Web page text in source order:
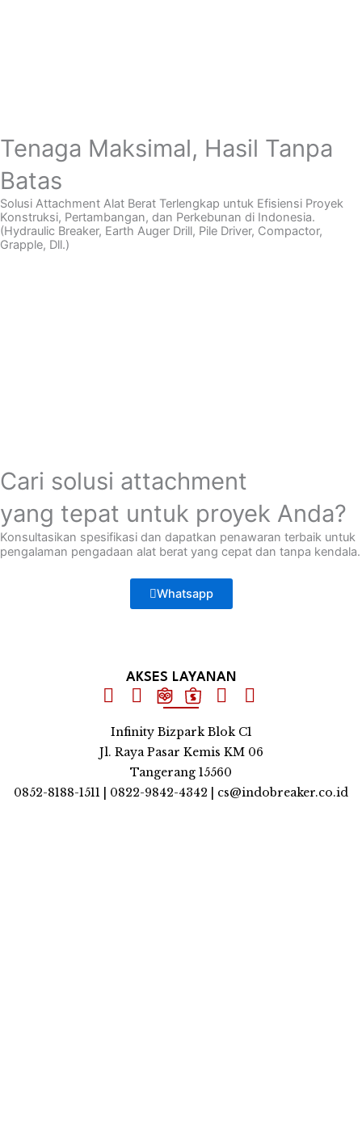
Tenaga Maksimal, Hasil Tanpa
Batas
Solusi Attachment Alat Berat Terlengkap untuk Efisiensi Proyek
Konstruksi, Pertambangan, dan Perkebunan di Indonesia.
(Hydraulic Breaker, Earth Auger Drill, Pile Driver, Compactor,
Grapple, Dll.)
Cari solusi attachment
yang tepat untuk proyek Anda?
Konsultasikan spesifikasi dan dapatkan penawaran terbaik untuk
pengalaman pengadaan alat berat yang cepat dan tanpa kendala.
Whatsapp
AKSES LAYANAN
Infinity Bizpark Blok C1
Jl. Raya Pasar Kemis KM 06
Tangerang 15560
0852-8188-1511 | 0822-9842-4342 | cs@indobreaker.co.id